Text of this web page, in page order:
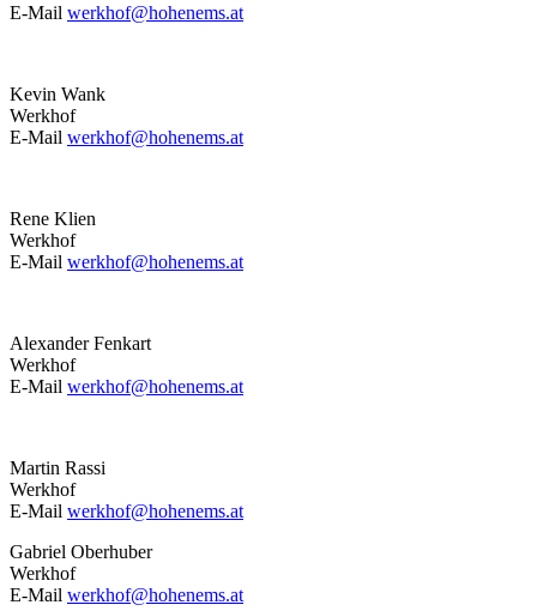
E-Mail werkhof@hohenems.at
Kevin Wank
Werkhof
E-Mail werkhof@hohenems.at
Rene Klien
Werkhof
E-Mail werkhof@hohenems.at
Alexander Fenkart
Werkhof
E-Mail werkhof@hohenems.at
Martin Rassi
Werkhof
E-Mail werkhof@hohenems.at
Gabriel Oberhuber
Werkhof
E-Mail werkhof@hohenems.at